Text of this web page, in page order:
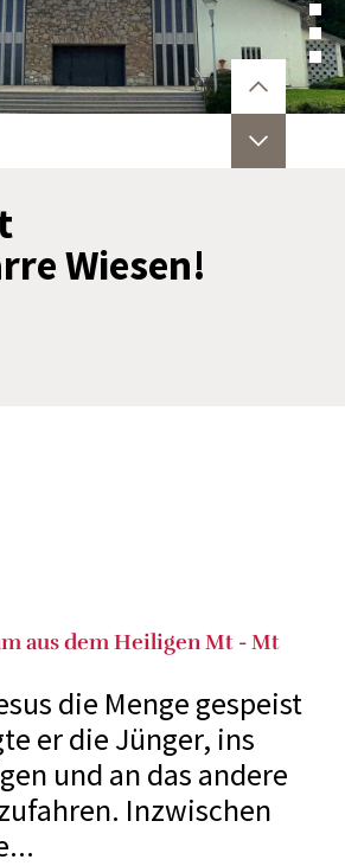
Wiesen!
aus dem Heiligen Mt - Mt
die Menge gespeist
er die Jünger, ins
und an das andere
Inzwischen